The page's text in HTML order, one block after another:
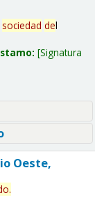
sociedad del
Signatura
Oeste,
.